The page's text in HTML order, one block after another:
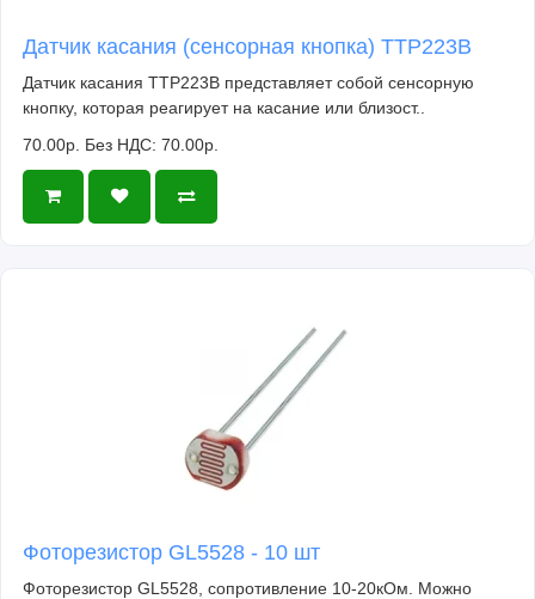
Датчик касания (сенсорная кнопка) TTP223B
Датчик касания TTP223B представляет собой сенсорную
кнопку, которая реагирует на касание или близост..
70.00р. Без НДС: 70.00р.
Фоторезистор GL5528 - 10 шт
Фоторезистор GL5528, сопротивление 10-20кОм. Можно